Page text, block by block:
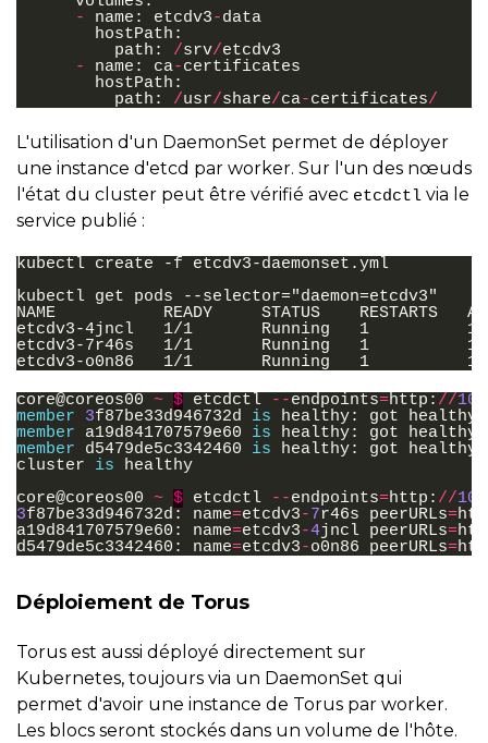
-
name : etcdv3-data
hostPath :
path : /srv/etcdv3
-
name : ca-certificates
hostPath :
path : /usr/share/ca-certificates/
L'utilisation d'un DaemonSet permet de déployer
une instance d'etcd par worker. Sur l'un des nœuds
l'état du cluster peut être vérifié avec etcdctl via le
service publié :
kubectl create -f etcdv3-daemonset.yml
kubectl get pods --selector="daemon=etcdv3"
NAME           READY     STATUS    RESTARTS
etcdv3-4jncl   1/1       Running   1          1d
etcdv3-7r46s   1/1       Running   1          1d
core@coreos00 ~ $ etcdctl --endpoints=http : //
member
3f87be33d946732d is healthy: got healthy
member
a19d841707579e60 is healthy: got healthy
member
d5479de5c3342460 is healthy: got healthy
cluster
is
healthy
core@coreos00 ~ $ etcdctl --endpoints=http : //
3f87be33d946732d : name=etcdv3-7r46s peerURLs=
a19d841707579e60 : name=etcdv3-4jncl peerURLs=
d5479de5c3342460 : name=etcdv3-o0n86 peerURLs=
Déploiement de Torus
Torus est aussi déployé directement sur
Kubernetes, toujours via un DaemonSet qui
permet d'avoir une instance de Torus par worker.
Les blocs seront stockés dans un volume de l'hôte.